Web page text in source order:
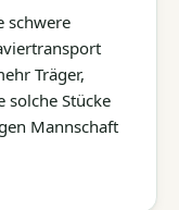
schwere
Träger,
solche Stücke
Mannschaft